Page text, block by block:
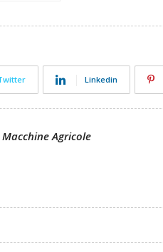
Linkedin
Agricole